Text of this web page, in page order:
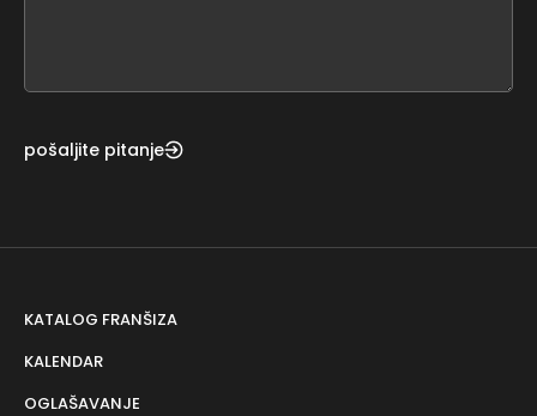
pošaljite pitanje
KATALOG FRANŠIZA
KALENDAR
OGLAŠAVANJE